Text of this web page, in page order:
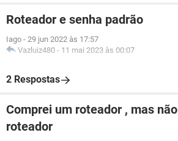
Roteador e senha padrão
Iago - 29 jun 2022 às 17:57
Vazluiz480 - 11 mai 2023 às 00:07
2 Respostas
Comprei um roteador , mas
roteador